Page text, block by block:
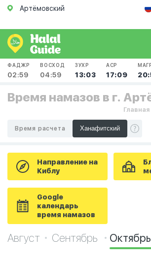
Артёмовский
ФАДЖР
02:59
ВОСХОД
04:59
ЗУХР
13:03
АСР
17:09
Время намазов в г.
Главная
Время расчета
Направление на
Киблу
Google
календарь
время намазов
Август Сентябрь Октябрь